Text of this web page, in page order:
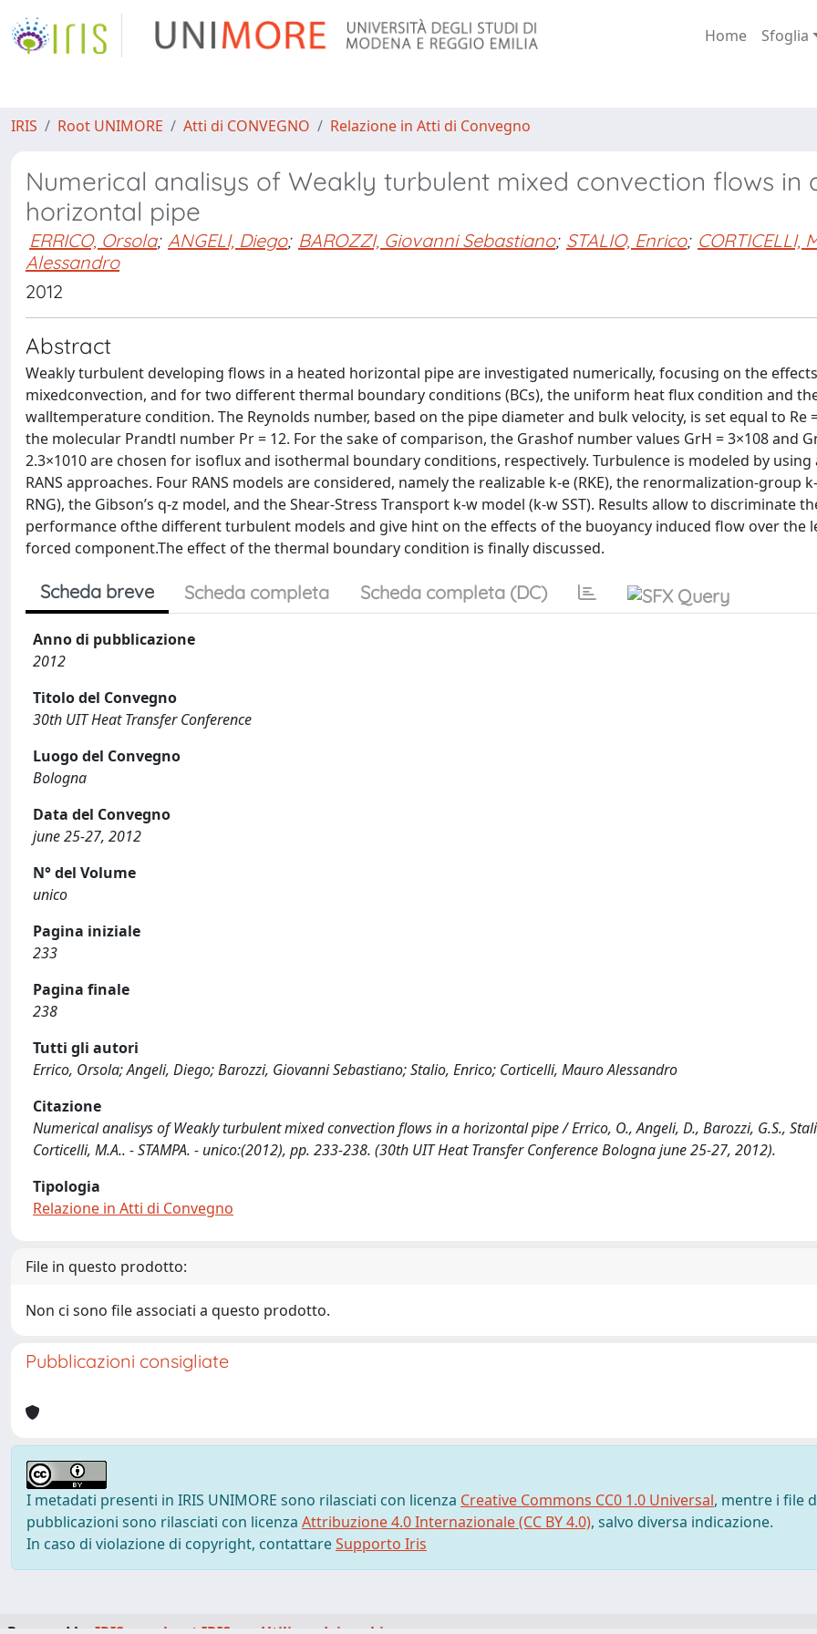
Home Sfoglia
IRIS Root UNIMORE Atti di CONVEGNO Relazione in Atti di Convegno
Numerical analisys of Weakly turbulent mixed convection flows in
horizontal pipe
ERRICO, Orsola; ANGELI, Diego; BAROZZI, Giovanni Sebastiano; STALIO, Enrico; CORTICELLI,
Alessandro
2012
Abstract
Weakly turbulent developing flows in a heated horizontal pipe are investigated numerically, focusing on the
mixedconvection, and for two different thermal boundary conditions (BCs), the uniform heat flux condition and
walltemperature condition. The Reynolds number, based on the pipe diameter and bulk velocity, is set equal to Re
the molecular Prandtl number Pr = 12. For the sake of comparison, the Grashof number values GrH = 3×108 and
2.3×1010 are chosen for isoflux and isothermal boundary conditions, respectively. Turbulence is modeled by
RANS approaches. Four RANS models are considered, namely the realizable k-e (RKE), the renormalization-group
RNG), the Gibson’s q-z model, and the Shear-Stress Transport k-w model (k-w SST). Results allow to discriminate
performance ofthe different turbulent models and give hint on the effects of the buoyancy induced flow over the
forced component.The effect of the thermal boundary condition is finally discussed.
Scheda breve Scheda completa Scheda completa (DC)
Anno di pubblicazione
2012
Titolo del Convegno
30th UIT Heat Transfer Conference
Luogo del Convegno
Bologna
Data del Convegno
june 25-27, 2012
N° del Volume
unico
Pagina iniziale
233
Pagina finale
238
Tutti gli autori
Errico, Orsola; Angeli, Diego; Barozzi, Giovanni Sebastiano; Stalio, Enrico; Corticelli, Mauro Alessandro
Citazione
Numerical analisys of Weakly turbulent mixed convection flows in a horizontal pipe / Errico, O., Angeli, D., Barozzi, G.S.,
Corticelli, M.A.. - STAMPA. - unico:(2012), pp. 233-238. (30th UIT Heat Transfer Conference Bologna june 25-27, 2012).
Tipologia
Relazione in Atti di Convegno
File in questo prodotto:
Non ci sono file associati a questo prodotto.
Pubblicazioni consigliate
I metadati presenti in IRIS UNIMORE sono rilasciati con licenza Creative Commons CC0 1.0 Universal, mentre i file
pubblicazioni sono rilasciati con licenza Attribuzione 4.0 Internazionale (CC BY 4.0), salvo diversa indicazione.
In caso di violazione di copyright, contattareSupporto Iris